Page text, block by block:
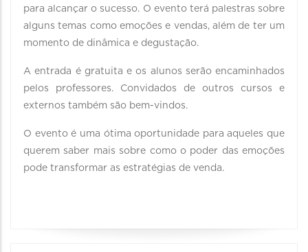
para alcançar o sucesso. O evento terá palestras sobre
alguns temas como emoções e vendas, além de ter um
momento de dinâmica e degustação.
A entrada é gratuita e os alunos serão encaminhados
pelos professores. Convidados de outros cursos e
externos também são bem-vindos.
O evento é uma ótima oportunidade para aqueles que
querem saber mais sobre como o poder das emoções
pode transformar as estratégias de venda.